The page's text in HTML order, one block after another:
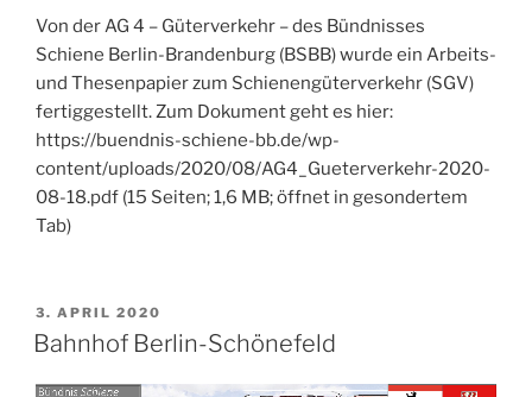
Von der AG 4 – Güterverkehr – des Bündnisses
Schiene Berlin-Brandenburg (BSBB) wurde ein Arbeits-
und Thesenpapier zum Schienengüterverkehr (SGV)
fertiggestellt. Zum Dokument geht es hier:
https://buendnis-schiene-bb.de/wp-
content/uploads/2020/08/AG4_Gueterverkehr-2020-
08-18.pdf (15 Seiten; 1,6 MB; öffnet in gesondertem
Tab)
VERÖFFENTLICHT
AM
3. APRIL 2020
Bahnhof Berlin-Schönefeld